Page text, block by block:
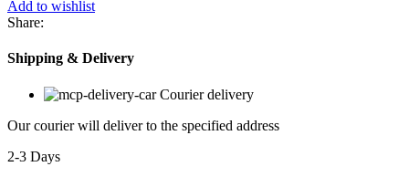
Add to wishlist
Share:
Shipping & Delivery
Courier delivery
Our courier will deliver to the specified address
2-3 Days